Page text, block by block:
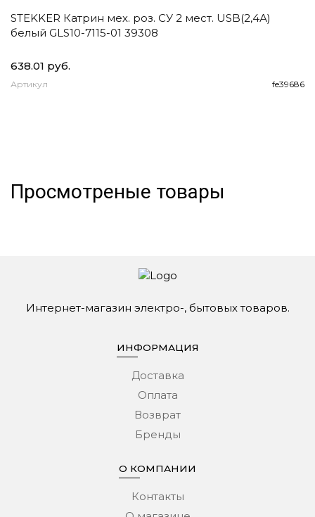
STEKKER Катрин мех. роз. СУ 2 мест. USB(2,4А)
белый GLS10-7115-01 39308
638.01 руб.
Артикул fe39686
Просмотреные товары
Интернет-магазин электро-, бытовых товаров.
ИНФОРМАЦИЯ
Доставка
Оплата
Возврат
Бренды
О КОМПАНИИ
Контакты